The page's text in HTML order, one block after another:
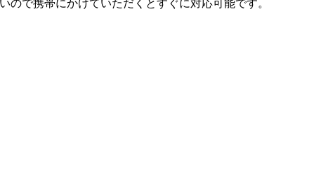
ので携帯にかけていただくとすぐに対応可能です。